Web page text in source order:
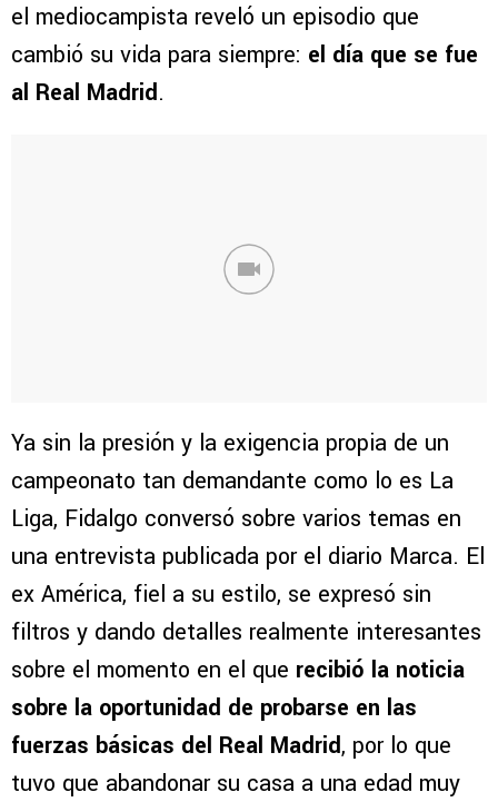
el mediocampista reveló un episodio que
cambió su vida para siempre: el día que se fue
al Real Madrid.
Ya sin la presión y la exigencia propia de un
campeonato tan demandante como lo es La
Liga, Fidalgo conversó sobre varios temas en
una entrevista publicada por el diario Marca. El
ex América, fiel a su estilo, se expresó sin
filtros y dando detalles realmente interesantes
sobre el momento en el que recibió la noticia
sobre la oportunidad de probarse en las
fuerzas básicas del Real Madrid, por lo que
tuvo que abandonar su casa a una edad muy